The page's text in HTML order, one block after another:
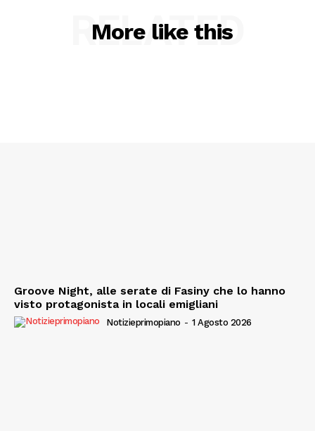
More like this
RELATED
Groove Night, alle serate di Fasiny che lo hanno
visto protagonista in locali emigliani
Notizieprimopiano - 1 Agosto 2026